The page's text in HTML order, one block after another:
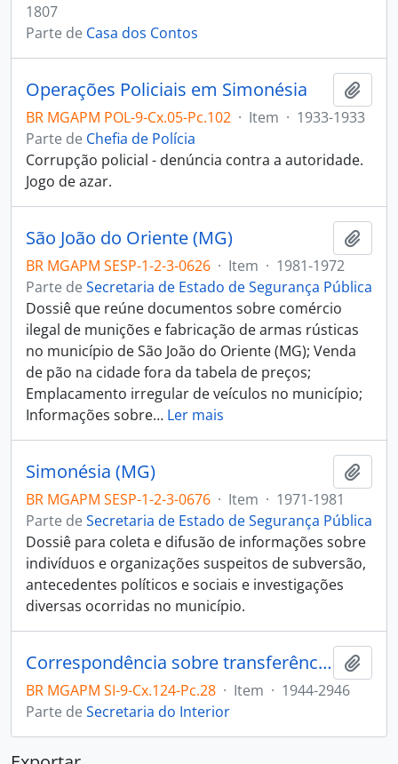
1807
Parte de Casa dos Contos
Operações Policiais em Simonésia
BR MGAPM POL-9-Cx.05-Pc.102 · Item · 1933-1933
Parte de Chefia de Polícia
Corrupção policial - denúncia contra a autoridade.
Jogo de azar.
São João do Oriente (MG)
BR MGAPM SESP-1-2-3-0626 · Item · 1981-1972
Parte de Secretaria de Estado de Segurança Pública
Dossiê que reúne documentos sobre comércio
ilegal de munições e fabricação de armas rústicas
no município de São João do Oriente (MG); Venda
de pão na cidade fora da tabela de preços;
Emplacamento irregular de veículos no município;
Informações sobre… Ler mais
Simonésia (MG)
BR MGAPM SESP-1-2-3-0676 · Item · 1971-1981
Parte de Secretaria de Estado de Segurança Pública
Dossiê para coleta e difusão de informações sobre
indivíduos e organizações suspeitos de subversão,
antecedentes políticos e sociais e investigações
diversas ocorridas no município.
Correspondência sobre transferência de escola rural, reclamação contra os serviços de água e luz, decreto-lei sobre regularização de funcionamento dos estabelecimentos industriais e comerciais, pagamento de Professoras, materiais para prefeitura, denúncia contra a administração, cancelamento de dívida ativa, favores fiscais, pedidode nomeação de Prefeito.
BR MGAPM SI-9-Cx.124-Pc.28 · Item · 1944-2946
Parte de Secretaria do Interior